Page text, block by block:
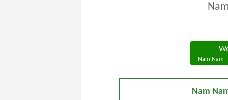
Nam Nam
Nam